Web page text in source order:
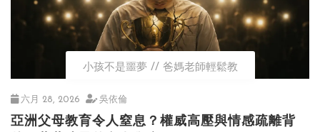
小孩不是噩夢 爸媽老師輕鬆教
六月 28, 2026 吳依倫
亞洲父母教育令人窒息？權威高壓與情感疏離背